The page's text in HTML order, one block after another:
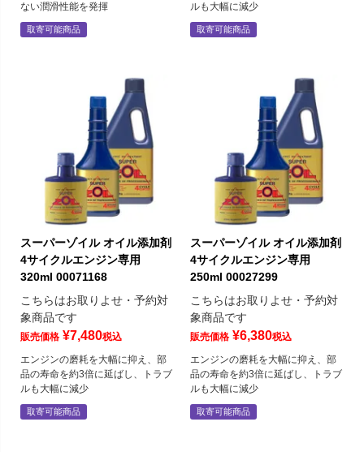
ない潤滑性能を発揮
取寄可能商品
ルも大幅に減少
取寄可能商品
スーパーゾイル オイル添加剤
4サイクルエンジン専用
320ml 00071168
こちらはお取りよせ・予約対
象商品です
販売価格 ¥7,480税込
エンジンの磨耗を大幅に抑え、部
品の寿命を約3倍に延ばし、トラブ
ルも大幅に減少
取寄可能商品
スーパーゾイル オイル添加剤
4サイクルエンジン専用
250ml 00027299
こちらはお取りよせ・予約対
象商品です
販売価格 ¥6,380税込
エンジンの磨耗を大幅に抑え、部
品の寿命を約3倍に延ばし、トラブ
ルも大幅に減少
取寄可能商品